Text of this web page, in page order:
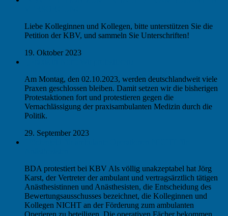
Liebe Kolleginnen und Kollegen, bitte unterstützen Sie die
Petition der KBV, und sammeln Sie Unterschriften!
19. Oktober 2023
Am Montag, den 02.10.2023, werden deutschlandweit viele
Praxen geschlossen bleiben. Damit setzen wir die bisherigen
Protestaktionen fort und protestieren gegen die
Vernachlässigung der praxisambulanten Medizin durch die
Politik.
29. September 2023
BDA protestiert bei KBV Als völlig unakzeptabel hat Jörg
Karst, der Vertreter der ambulant und vertragsärztlich tätigen
Anästhesistinnen und Anästhesisten, die Entscheidung des
Bewertungsausschusses bezeichnet, die Kolleginnen und
Kollegen NICHT an der Förderung zum ambulanten